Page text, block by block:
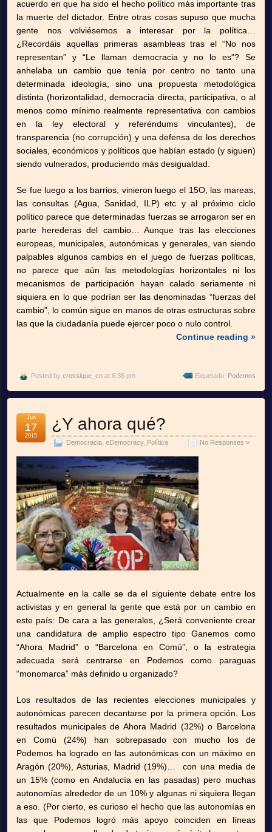
acuerdo en que ha sido el hecho político más importante tras
la muerte del dictador. Entre otras cosas supuso que mucha
gente nos volviésemos a interesar por la política…
¿Recordáis aquellas primeras asambleas tras el “No nos
representan” y “Le llaman democracia y no lo es”? Se
anhelaba un cambio que tenía por centro no tanto una
determinada ideología, sino una propuesta metodológica
distinta (horizontalidad, democracia directa, participativa, o al
menos como mínimo realmente representativa con cambios
en la ley electoral y referéndums vinculantes), de
transparencia (no corrupción) y una defensa de los derechos
sociales, económicos y políticos que habían estado (y siguen)
siendo vulnerados, produciendo más desigualdad.
Se fue luego a los barrios, vinieron luego el 15O, las mareas,
las consultas (Agua, Sanidad, ILP) etc y al próximo ciclo
político parece que determinadas fuerzas se arrogaron ser en
parte herederas del cambio… Aunque tras las elecciones
europeas, municipales, autonómicas y generales, van siendo
palpables algunos cambios en el juego de fuerzas políticas,
no parece que aún las metodologías horizontales ni los
mecanismos de participación hayan calado seriamente ni
siquiera en lo que podrían ser las denominadas “fuerzas del
cambio”, lo común sigue en manos de otras estructuras sobre
las que la ciudadanía puede ejercer poco o nulo control.
Continue reading »
Posted by crossique_cn at 6:36 pm Eiquetado: Podemos
¿Y ahora qué?
Democracia eDemocracy, Política No Responses »
Jun
17
2015
Actualmente en la calle se da el siguiente debate entre los
activistas y en general la gente que está por un cambio en
este país: De cara a las generales, ¿Será conveniente crear
una candidatura de amplio espectro tipo Ganemos como
“Ahora Madrid” o “Barcelona en Comú”, o la estrategia
adecuada será centrarse en Podemos como paraguas
“monomarca” más definido u organizado?
Los resultados de las recientes elecciones municipales y
autonómicas parecen decantarse por la primera opción. Los
resultados municipales de Ahora Madrid (32%) o Barcelona
en Comú (24%) han sobrepasado con mucho los de
Podemos ha logrado en las autonómicas con un máximo en
Aragón (20%), Asturias, Madrid (19%)… con una media de
un 15% (como en Andalucía en las pasadas) pero muchas
autonomías alrededor de un 10% y algunas ni siquiera llegan
a eso. (Por cierto, es curioso el hecho que las autonomías en
las que Podemos logró más apoyo coinciden en líneas